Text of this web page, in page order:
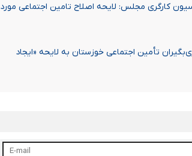
کارگری مجلس: لایحه اصلاح تامین اجتماعی مورد
تأمین اجتماعی خوزستان به لایحه «ایجاد